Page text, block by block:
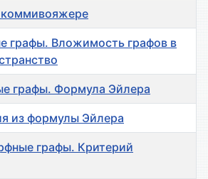
коммивояжере
графы. Вложимость графов в
графы. Формула Эйлера
из формулы Эйлера
графы. Критерий